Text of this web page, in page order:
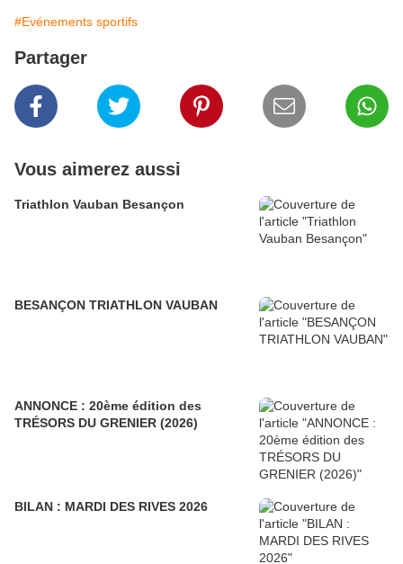
#Evénements sportifs
Partager
Vous aimerez aussi
Triathlon Vauban Besançon
BESANÇON TRIATHLON VAUBAN
ANNONCE : 20ème édition des
TRÉSORS DU GRENIER (2026)
BILAN : MARDI DES RIVES 2026